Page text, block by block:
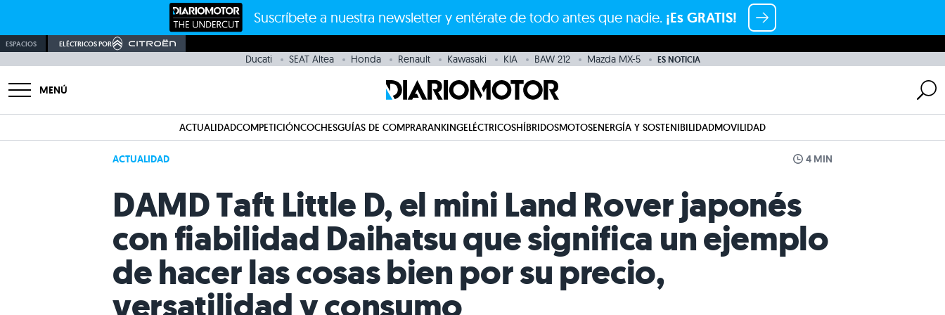
Suscríbete a nuestra newsletter y entérate de todo antes que nadie. ¡Es GRATIS!
ESPACIOS ELÉCTRICOS POR
Ducati SEAT Altea Honda Renault Kawasaki KIA BAW 212 Mazda MX-5 ES NOTICIA
MENÚ
ACTUALIDADCOMPETICIÓNCOCHESGUÍAS DE COMPRARANKINGELÉCTRICOSHÍBRIDOSMOTOSENERGÍA Y SOSTENIBILIDADMOVILIDAD
ACTUALIDAD 4 MIN
DAMD Taft Little D, el mini Land Rover japonés
con fiabilidad Daihatsu que significa un ejemplo
de hacer las cosas bien por su precio,